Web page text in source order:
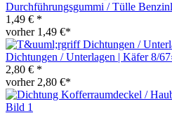
Durchführungsgummi / Tülle
1,49 € *
vorher 1,49 €*
Dichtungen / Unterlagen | Käfer 8/
2,80 € *
vorher 2,80 €*